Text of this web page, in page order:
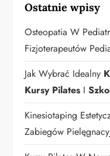
w
p
i
s
u
Ostatnie wpisy
Osteopatia W
Fizjoterapeutów
Jak Wybrać Idealny
Kursy Pilates I
Kinesiotaping
Zabiegów